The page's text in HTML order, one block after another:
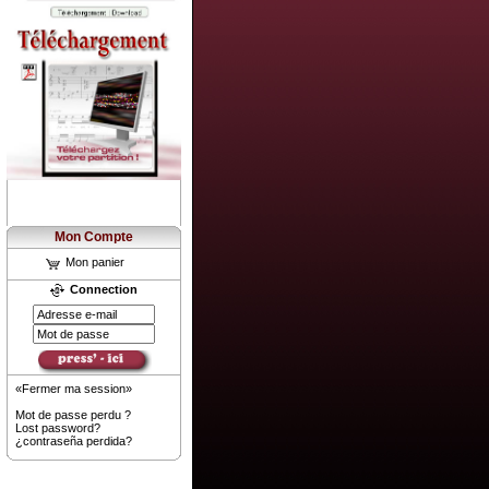
Mon Compte
Mon panier
Connection
«Fermer ma session»
Mot de passe perdu ?
Lost password?
¿contraseña perdida?